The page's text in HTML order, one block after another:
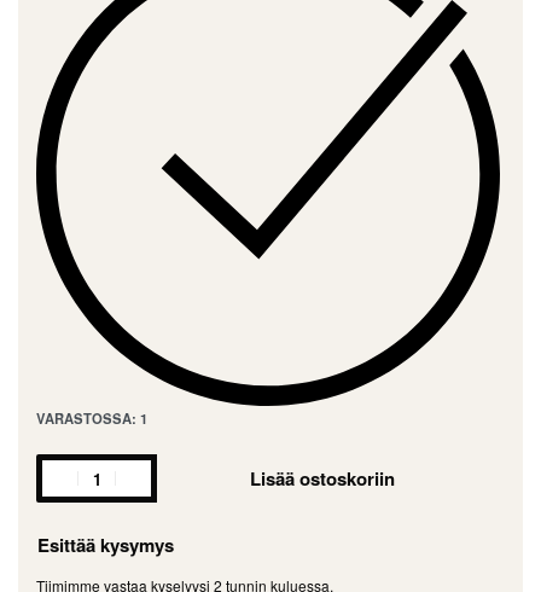
VARASTOSSA: 1
Lisää ostoskoriin
Esittää kysymys
Tiimimme vastaa kyselyysi 2 tunnin kuluessa.